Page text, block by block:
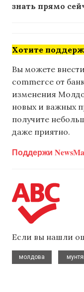
знать прямо
Хотите
Вы можете
commerce от
изменения
новых и важных
получите
даже приятно.
Поддержи
Если вы нашли
молдова